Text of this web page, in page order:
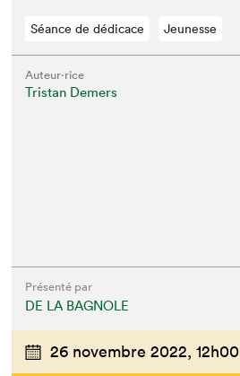
Séance de dédicace Jeunesse
Auteur·rice
Tristan Demers
Présenté par
DE LA BAGNOLE
26 novembre 2022, 12h00